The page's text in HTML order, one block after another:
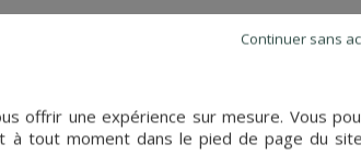
(avec lavabo), petite chambre aménagée en
Continuer sans
offrir une expérience sur mesure. Vous
à tout moment dans le pied de page du